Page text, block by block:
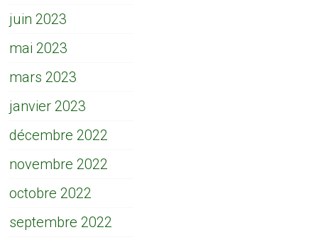
juin 2023
mai 2023
mars 2023
janvier 2023
décembre 2022
novembre 2022
octobre 2022
septembre 2022